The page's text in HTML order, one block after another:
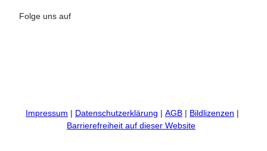
Folge uns auf
e
Impressum Datenschutzerklärung AGB
Bildlizenzen
Barrierefreiheit auf dieser Website